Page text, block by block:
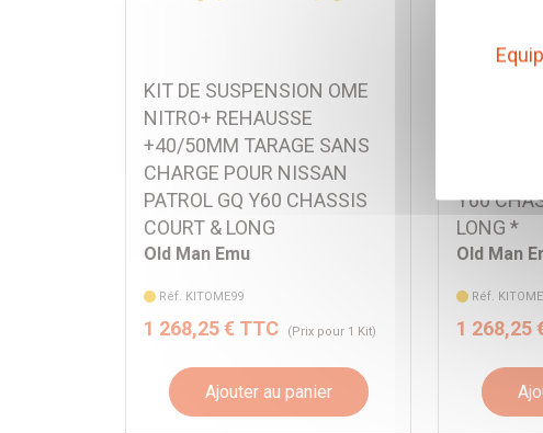
KIT DE SUSPENSION OME
NITRO+ REHAUSSE
+40/50MM TARAGE SANS
CHARGE POUR NISSAN
PATROL GQ Y60 CHASSIS
COURT & LONG
Old Man Emu
Réf. KITOME99
1 268,25 € TTC (Prix pour 1 Kit)
Ajouter au panier
KIT DE
NITRO+
+40/
Y60
LONG *
Old Man
Réf.
1 268,25